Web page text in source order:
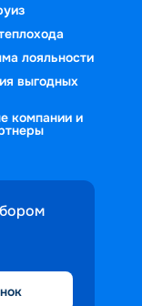
лояльности
выгодных
компании и